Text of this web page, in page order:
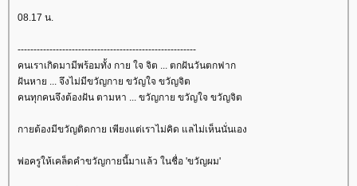
08.17 น.
--------------------------------------------------------
คนเราเกิดมามีพร้อมทั้ง กาย ใจ จิต ... ตกฝันวันตกฟาก
ฝันหาย ... จึงไม่มีขวัญกาย ขวัญใจ ขวัญจิต
คนทุกคนจึงต้องฝัน ตามหา ... ขวัญกาย ขวัญใจ ขวัญจิต
กายต้องมีขวัญติดกาย เพียงแต่เราไม่คิด แลไม่เห็นนั่นเอง
พ่อครูให้เคล็ดคำขวัญกายนี้มาแล้ว ในชื่อ 'ขวัญผม'